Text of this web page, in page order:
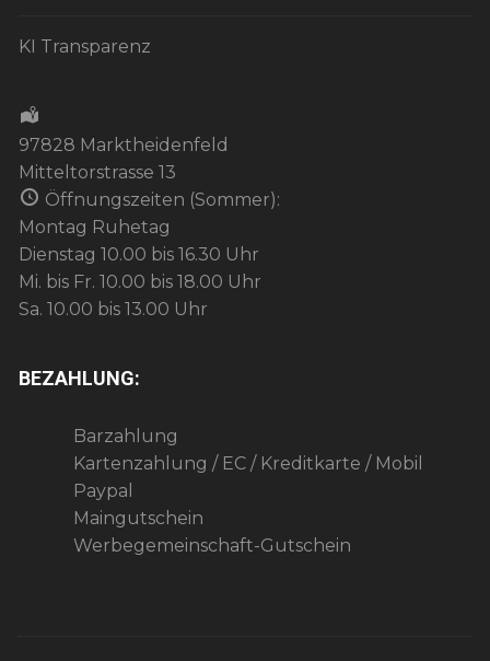
KI Transparenz
97828 Marktheidenfeld
Mitteltorstrasse 13
Öffnungszeiten (Sommer):
Montag Ruhetag
Dienstag 10.00 bis 16.30 Uhr
Mi. bis Fr. 10.00 bis 18.00 Uhr
Sa. 10.00 bis 13.00 Uhr
BEZAHLUNG:
Barzahlung
Kartenzahlung / EC / Kreditkarte / Mobil
Paypal
Maingutschein
Werbegemeinschaft-Gutschein